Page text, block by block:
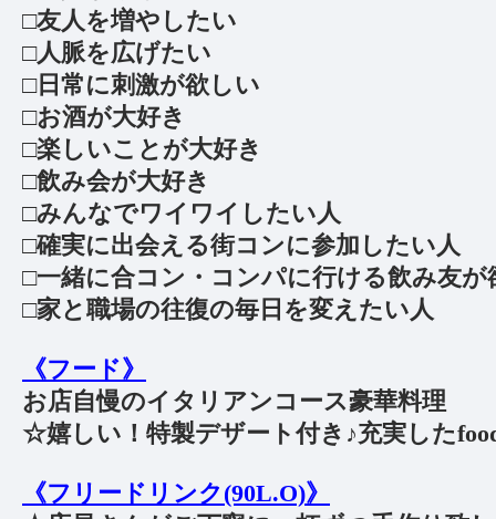
□友人を増やしたい
□人脈を広げたい
□日常に刺激が欲しい
□お酒が大好き
□楽しいことが大好き
□飲み会が大好き
□みんなでワイワイしたい人
□確実に出会える街コンに参加したい人
□一緒に合コン・コンパに行ける飲み友が
□家と職場の往復の毎日を変えたい人
《フード》
お店自慢のイタリアンコース豪華料理
☆嬉しい！特製デザート付き♪充実した
《フリードリンク(90L.O)》